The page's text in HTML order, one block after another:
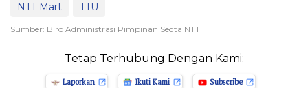
NTT Mart TTU
Sumber: Biro Administrasi Pimpinan Sedta NTT
Tetap Terhubung Dengan Kami:
Laporkan Ikuti Kami Subscribe